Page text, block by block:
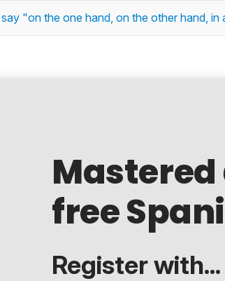
"on the one hand, on the other hand,
Mastered
free
Register with...